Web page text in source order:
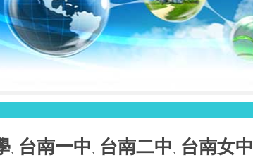
、 台南一中 、 台南二中 、 台南女中